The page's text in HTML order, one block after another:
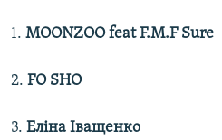
1. MOONZOO feat F.M.F Sure
2. FO SHO
3. Еліна Іващенко